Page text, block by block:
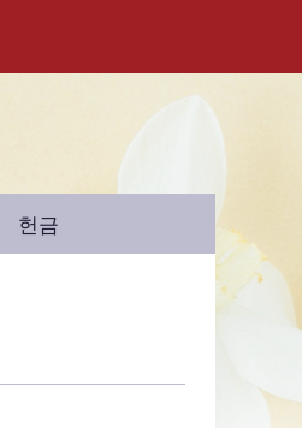
헌금
다국어 성경
모퉁이돌선교회
헌금